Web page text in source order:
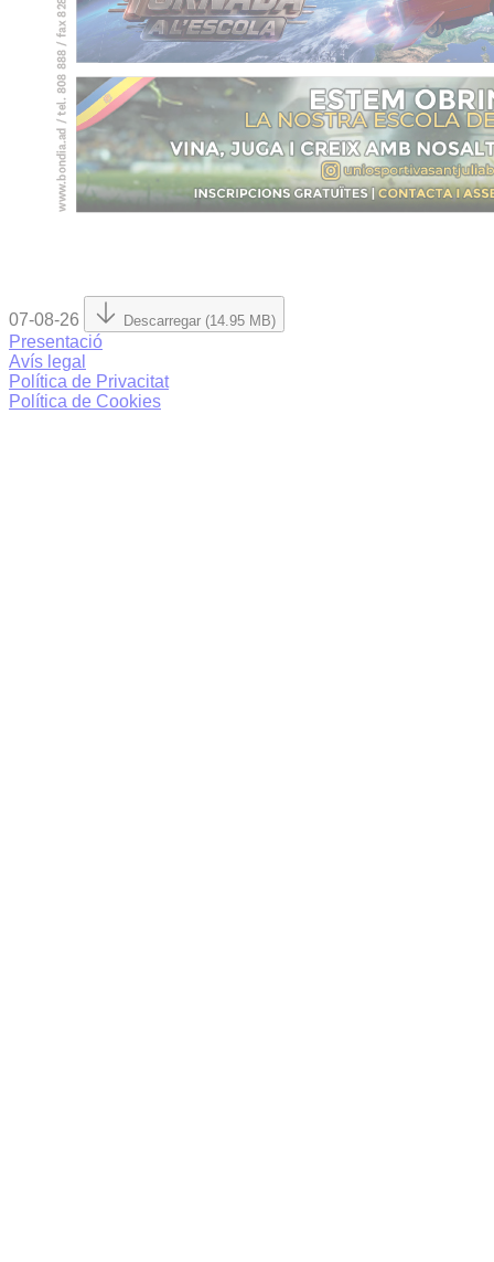
07-08-26 Descarregar (14.95 MB)
Presentació
Avís legal
Política de Privacitat
Política de Cookies